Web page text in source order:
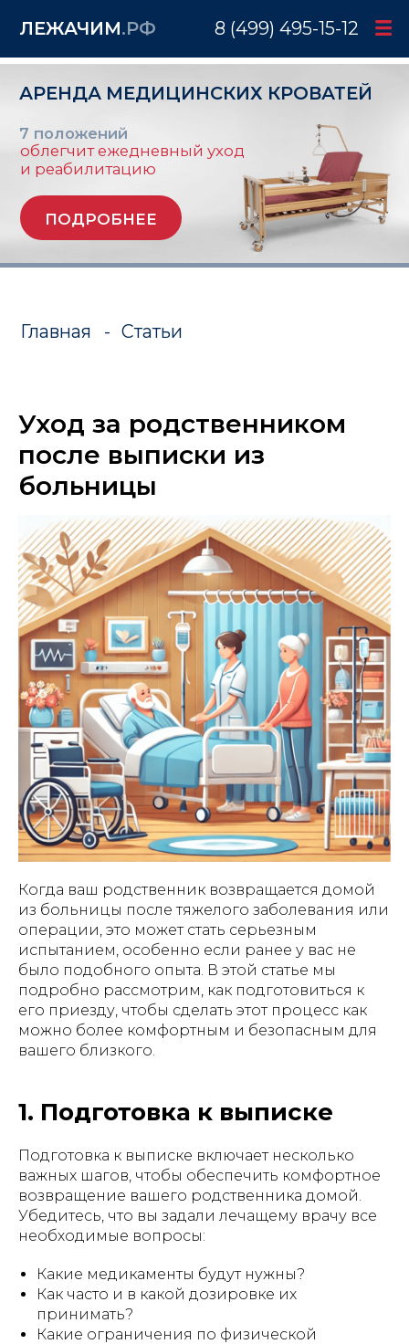
ЛЕЖАЧИМ.РФ 8 (499) 495-15-12
АРЕНДА МЕДИЦИНСКИХ КРОВАТЕЙ
ПОДРОБНЕЕ
7 положений
Главная - Статьи
Уход за родственником
после выписки из
больницы
Когда ваш родственник возвращается домой
из больницы после тяжелого заболевания или
операции, это может стать серьезным
испытанием, особенно если ранее у вас не
было подобного опыта. В этой статье мы
подробно рассмотрим, как подготовиться к
его приезду, чтобы сделать этот процесс как
можно более комфортным и безопасным для
вашего близкого.
1. Подготовка к выписке
Подготовка к выписке включает несколько
важных шагов, чтобы обеспечить комфортное
возвращение вашего родственника домой.
Убедитесь, что вы задали лечащему врачу все
необходимые вопросы:
Какие медикаменты будут нужны?
Как часто и в какой дозировке их
принимать?
Какие ограничения по физической